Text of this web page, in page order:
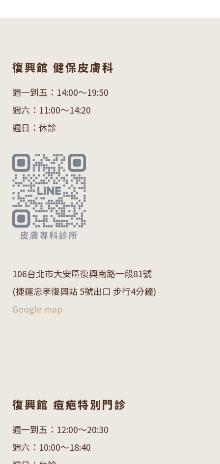
復興館 健保皮膚科
週一到五：14:00～19:50
週六：11:00～14:20
週日：休診
106台北市大安區復興南路一段81號
(捷運忠孝復興站 5號出口 步行4分鐘)
Google map
復興館 痘疤特別門診
週一到五：12:00～20:30
週六：10:00～18:40